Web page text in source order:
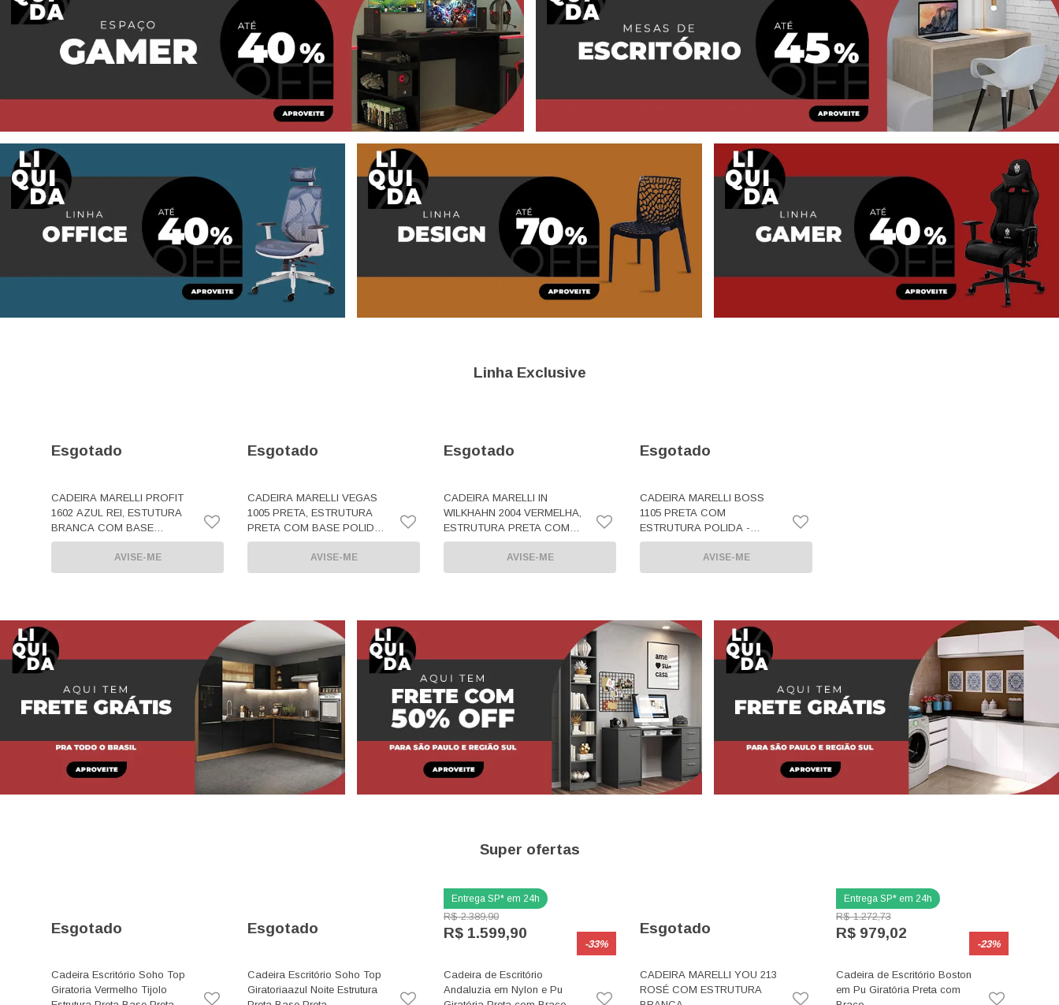
Linha Exclusive
Esgotado
CADEIRA MARELLI PROFIT
1602 AZUL REI, ESTUTURA
BRANCA COM BASE
POLIDA
AVISE-ME
Esgotado
CADEIRA MARELLI VEGAS
1005 PRETA, ESTRUTURA
PRETA COM BASE POLIDA -
EDIÇÃO ESPECIAL COM
APOIO DE CABEÇA
AVISE-ME
Esgotado
CADEIRA MARELLI IN
WILKHAHN 2004 VERMELHA,
ESTRUTURA PRETA COM
BASE VERMELHA
AVISE-ME
Esgotado
CADEIRA MARELLI BOSS
1105 PRETA COM
ESTRUTURA POLIDA -
EDIÇÃO ESPECIAL COM
APOIO DE CABEÇA
AVISE-ME
Super ofertas
Esgotado
Cadeira Escritório Soho Top
Giratoria Vermelho Tijolo
Esgotado
Cadeira Escritório Soho Top
Giratoriaazul Noite Estrutura
-33%
R$ 2.389,90
R$ 1.599,90
Cadeira de Escritório
Andaluzia em Nylon e Pu
Esgotado
CADEIRA MARELLI YOU 213
ROSÉ COM ESTRUTURA
-23%
R$ 1.272,73
R$ 979,02
Cadeira de Escritório Boston
em Pu Giratória Preta com